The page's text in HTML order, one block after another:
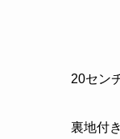
20セン
裏地付